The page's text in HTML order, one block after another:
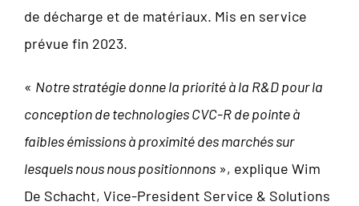
de décharge et de matériaux. Mis en service
prévue fin 2023.
« Notre stratégie donne la priorité à la R&D pour la
conception de technologies CVC-R de pointe à
faibles émissions à proximité des marchés sur
lesquels nous nous positionnons», explique Wim
De Schacht, Vice-President Service & Solutions